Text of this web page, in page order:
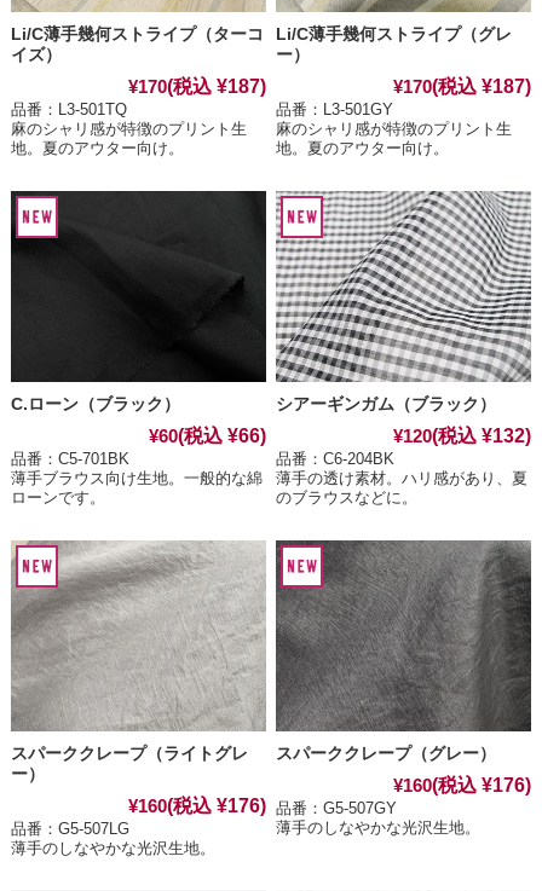
Li/C薄手幾何ストライプ（ターコ
イズ）
¥170(税込 ¥187)
品番：L3-501TQ
麻のシャリ感が特徴のプリント生
地。夏のアウター向け。
Li/C薄手幾何ストライプ（グレ
ー）
¥170(税込 ¥187)
品番：L3-501GY
麻のシャリ感が特徴のプリント生
地。夏のアウター向け。
C.ローン（ブラック）
¥60(税込 ¥66)
品番：C5-701BK
薄手ブラウス向け生地。一般的な綿
ローンです。
シアーギンガム（ブラック）
¥120(税込 ¥132)
品番：C6-204BK
薄手の透け素材。ハリ感があり、夏
のブラウスなどに。
スパーククレープ（ライトグレ
ー）
¥160(税込 ¥176)
品番：G5-507LG
薄手のしなやかな光沢生地。
スパーククレープ（グレー）
¥160(税込 ¥176)
品番：G5-507GY
薄手のしなやかな光沢生地。